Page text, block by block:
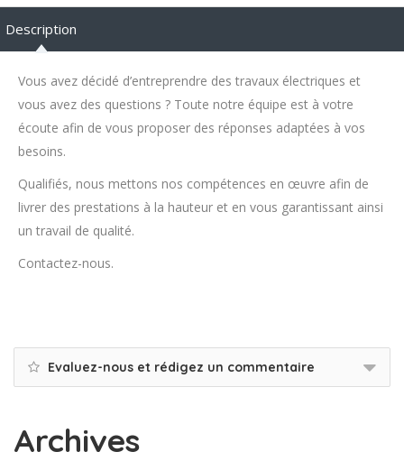
Description
Vous avez décidé d’entreprendre des travaux électriques et
vous avez des questions ? Toute notre équipe est à votre
écoute afin de vous proposer des réponses adaptées à vos
besoins.
Qualifiés, nous mettons nos compétences en œuvre afin de
livrer des prestations à la hauteur et en vous garantissant ainsi
un travail de qualité.
Contactez-nous.
Evaluez-nous et rédigez un commentaire
Archives